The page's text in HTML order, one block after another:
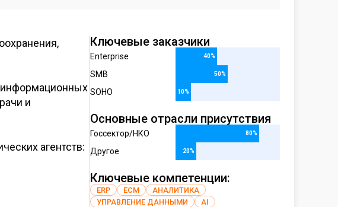
и
агентств:
Ключевые заказчики
Enterprise 40%
SMB 50%
SOHO 10%
Основные отрасли присутствия
Госсектор/НКО 80%
Другое 20%
Ключевые компетенции:
ERP ECM
АНАЛИТИКА
УПРАВЛЕНИЕ ДАННЫМИ
AI